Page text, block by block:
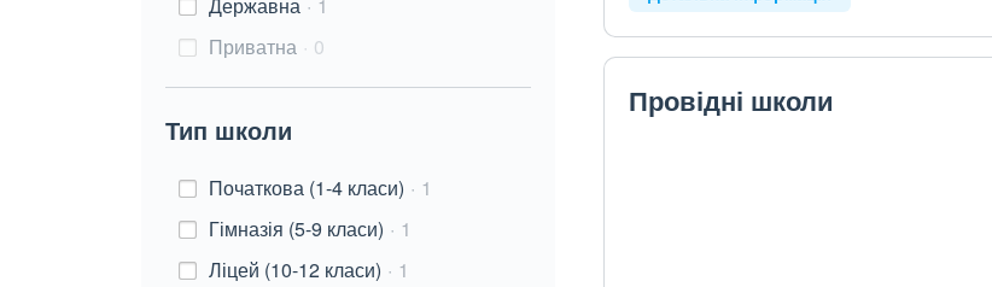
Приватна
0
Тип школи
Початкова (1-4 класи)
1
Гімназія (5-9 класи)
1
Ліцей (10-12 класи)
1
Провідні школи